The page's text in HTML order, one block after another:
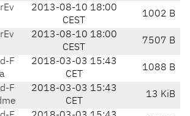
2013-08-10 18:00
CEST
1002 B
2013-08-10 18:00
CEST
7507 B
F
2018-03-03 15:43
CET
1088 B
F
2018-03-03 15:43
CET
13 KiB